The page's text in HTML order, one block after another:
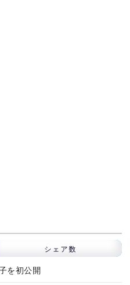
シェア数
を初公開